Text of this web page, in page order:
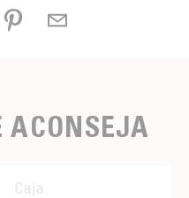
ACONSEJA
Caja